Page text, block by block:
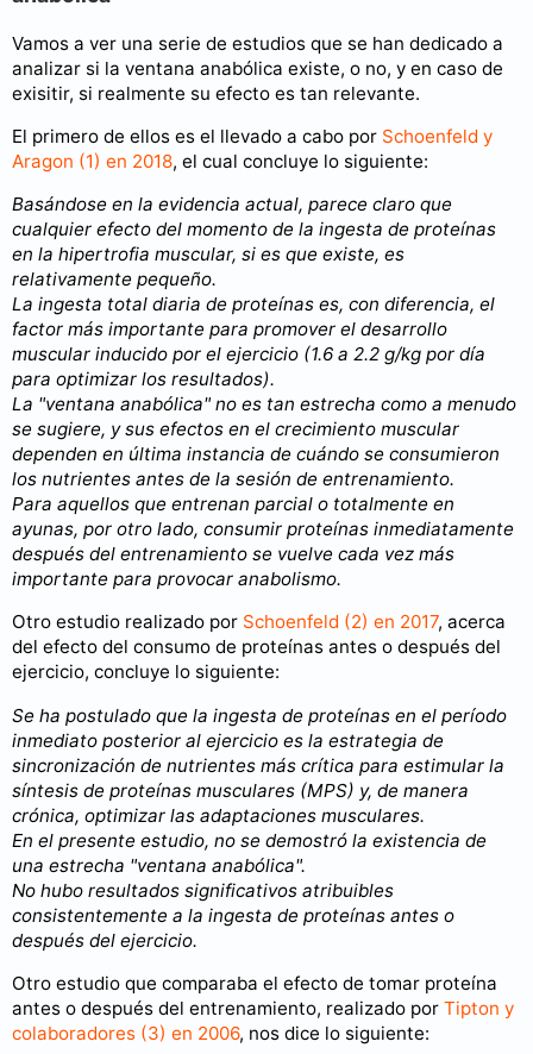
Vamos a ver una serie de estudios que se han dedicado a
analizar si la ventana anabólica existe, o no, y en caso de
exisitir, si realmente su efecto es tan relevante.
El primero de ellos es el llevado a cabo por Schoenfeld y
Aragon (1) en 2018, el cual concluye lo siguiente:
Basándose en la evidencia actual, parece claro que
cualquier efecto del momento de la ingesta de proteínas
en la hipertrofia muscular, si es que existe, es
relativamente pequeño.
La ingesta total diaria de proteínas es, con diferencia, el
factor más importante para promover el desarrollo
muscular inducido por el ejercicio (1.6 a 2.2 g/kg por día
para optimizar los resultados).
La "ventana anabólica" no es tan estrecha como a menudo
se sugiere, y sus efectos en el crecimiento muscular
dependen en última instancia de cuándo se consumieron
los nutrientes antes de la sesión de entrenamiento.
Para aquellos que entrenan parcial o totalmente en
ayunas, por otro lado, consumir proteínas inmediatamente
después del entrenamiento se vuelve cada vez más
importante para provocar anabolismo.
Otro estudio realizado por Schoenfeld (2) en 2017, acerca
del efecto del consumo de proteínas antes o después del
ejercicio, concluye lo siguiente:
Se ha postulado que la ingesta de proteínas en el período
inmediato posterior al ejercicio es la estrategia de
sincronización de nutrientes más crítica para estimular la
síntesis de proteínas musculares (MPS) y, de manera
crónica, optimizar las adaptaciones musculares.
En el presente estudio, no se demostró la existencia de
una estrecha "ventana anabólica".
No hubo resultados significativos atribuibles
consistentemente a la ingesta de proteínas antes o
después del ejercicio.
Otro estudio que comparaba el efecto de tomar proteína
antes o después del entrenamiento, realizado por Tipton y
colaboradores (3) en 2006, nos dice lo siguiente: